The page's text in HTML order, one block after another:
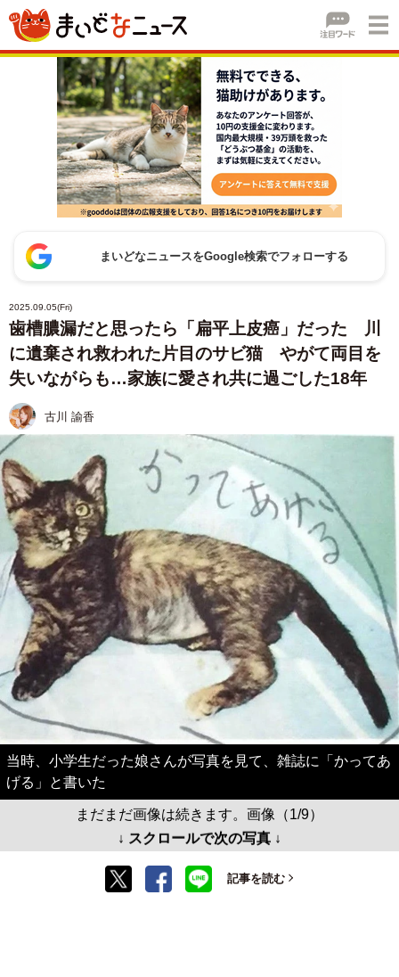
まいどなニュースをGoogle検索でフォローする
2025.09.05(Fri)
歯槽膿漏だと思ったら「扁平上皮癌」だった 川
に遺棄され救われた片目のサビ猫 やがて両目を
失いながらも…家族に愛され共に過ごした18年
古川 諭香
当時、小学生だった娘さんが写真を見て、雑誌に「かってあ
げる」と書いた
まだまだ画像は続きます。画像（1/9）
↓ スクロールで次の写真 ↓
記事を読む